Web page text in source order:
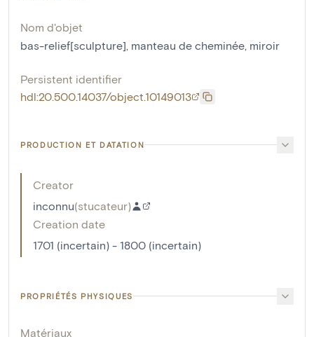
Nom d'objet
bas-relief[sculpture], manteau de cheminée, miroir
Persistent identifier
hdl:20.500.14037/object.10149013
PRODUCTION ET DATATION
Creator
inconnu(stucateur)
Creation date
1701 (incertain) - 1800 (incertain)
PROPRIÉTÉS PHYSIQUES
Matériaux